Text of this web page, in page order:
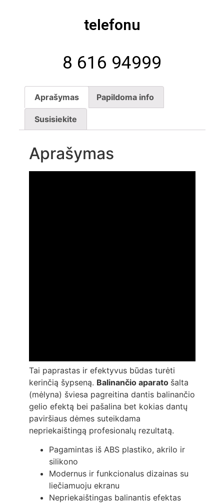
telefonu
8 616 94999
Aprašymas Papildoma info
Susisiekite
Aprašymas
Tai paprastas ir efektyvus būdas turėti
kerinčią šypseną. Balinančio aparato šalta
(mėlyna) šviesa pagreitina dantis balinančio
gelio efektą bei pašalina bet kokias dantų
paviršiaus dėmes suteikdama
nepriekaištingą profesionalų rezultatą.
Pagamintas iš ABS plastiko, akrilo ir
silikono
Modernus ir funkcionalus dizainas su
liečiamuoju ekranu
Nepriekaištingas balinantis efektas